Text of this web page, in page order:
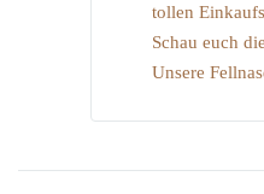
tollen
Schau euch
Unsere